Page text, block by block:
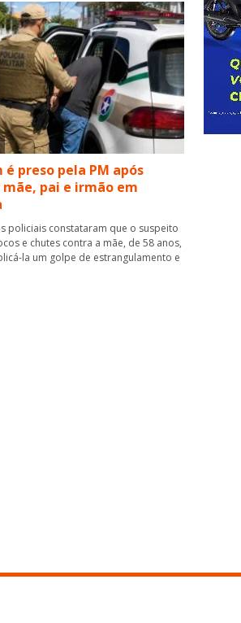
é preso pela PM após
pai e irmão em
policiais constataram que o suspeito
e chutes contra a mãe, de 58 anos,
la um golpe de estrangulamento e